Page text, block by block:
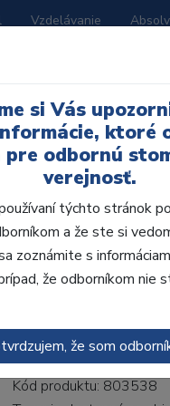
Vzdelávanie
D39,
AcryRock
• Dvojvrstvové veľmi
zub.• Vďaka použitiu
odolávajú ab...ZOBRAZIT
Kód produktu: 803538
si Vás
ktoré
pre odbornú
verejnosť.
týchto stránok
a že ste si
zoznámite s
že odborníkom nie
že som